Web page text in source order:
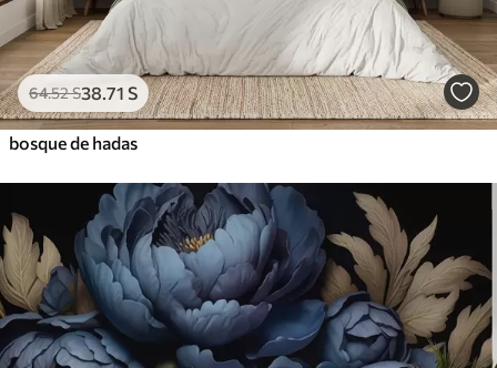
64.52S38 .71 S
bosque de hadas